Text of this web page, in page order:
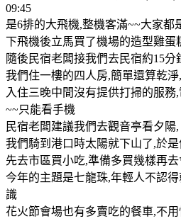
09:45
是6排的大飛機,整機客滿~~大家都
下飛機後立馬買了機場的造型雞蛋
隨後民宿老闆接我們去民宿約15分
我們住一樓的四人房,簡單還算乾淨,
入住三晚中間沒有提供打掃的服務
~~只能看手機
民宿老闆建議我們去觀音亭看夕陽,
我們騎到港口時太陽就下山了,於
先去市區買小吃,準備多買幾樣再
今年的主題是七龍珠,年輕人不認
識
花火節會場也有多賣吃的餐車,不用